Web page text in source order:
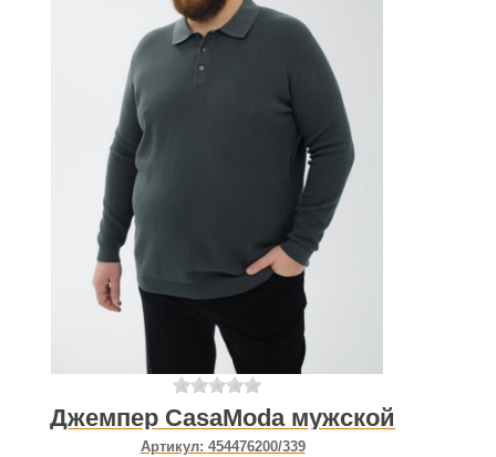
Джемпер CasaModa мужской
Артикул: 454476200/339